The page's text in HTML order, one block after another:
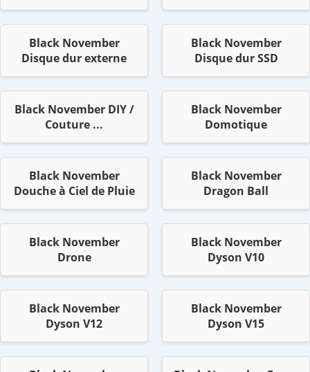
Black November
Disque dur externe
Black November
Disque dur SSD
Black November DIY /
Couture ...
Black November
Domotique
Black November
Douche à Ciel de Pluie
Black November
Dragon Ball
Black November
Drone
Black November
Dyson V10
Black November
Dyson V12
Black November
Dyson V15